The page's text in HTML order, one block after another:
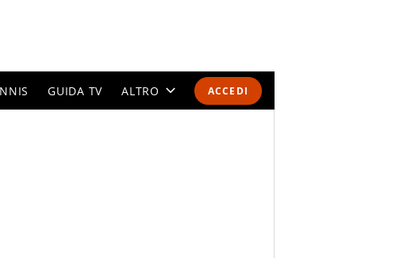
ACCEDI
GUIDA TV ALTRO